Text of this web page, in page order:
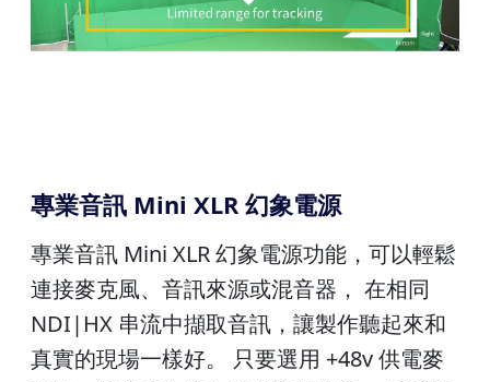
專業音訊 Mini XLR 幻象電源
專業音訊 Mini XLR 幻象電源功能，可以輕鬆
連接麥克風、音訊來源或混音器， 在相同
NDI|HX 串流中擷取音訊，讓製作聽起來和
真實的現場一樣好。 只要選用 +48v 供電麥